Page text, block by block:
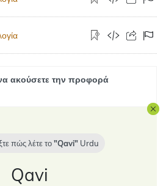
ακούσετε την προφορά
πώς λέτε το Qavi Urdu
Qavi